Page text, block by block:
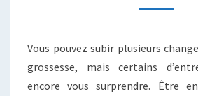
Vous pouvez subir plusieurs
grossesse, mais certains
encore vous surprendre. Être